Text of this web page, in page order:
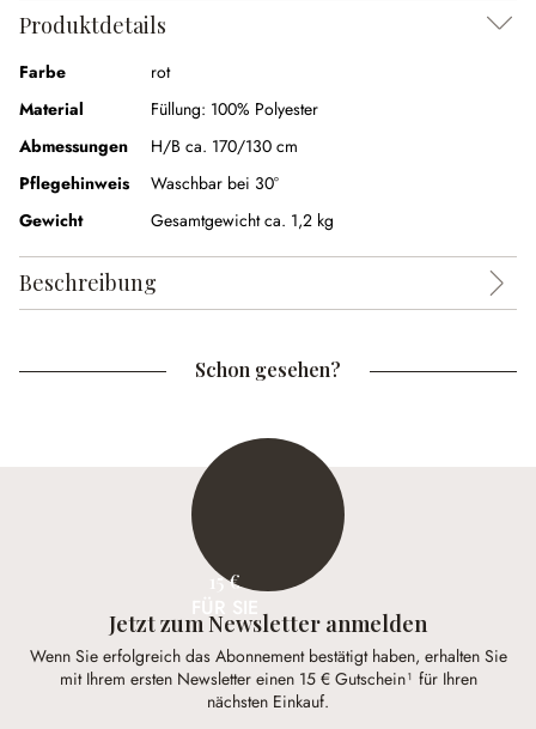
Produktdetails
Farbe
rot
Material
Füllung: 100% Polyester
Abmessungen
H/B ca. 170/130 cm
Pflegehinweis
Waschbar bei 30°
Gewicht
Gesamtgewicht ca. 1,2 kg
Beschreibung
Schon gesehen?
15 €
Jetzt zum Newsletter anmelden
Wenn Sie erfolgreich das Abonnement bestätigt haben, erhalten Sie
mit Ihrem ersten Newsletter einen 15 € Gutschein¹ für Ihren
nächsten Einkauf.